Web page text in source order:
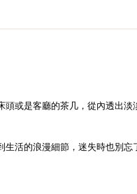
或是客廳的茶几，從內透出
活的浪漫細節，迷失時也別忘